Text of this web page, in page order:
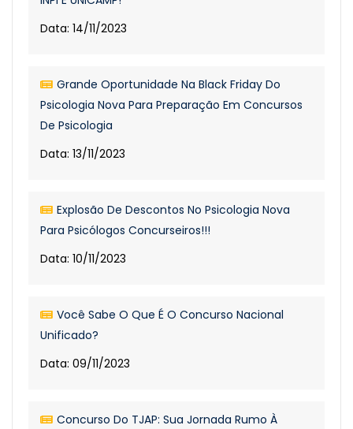
Data: 14/11/2023
Grande Oportunidade Na Black Friday Do
Psicologia Nova Para Preparação Em Concursos
De Psicologia
Data: 13/11/2023
Explosão De Descontos No Psicologia Nova
Para Psicólogos Concurseiros!!!
Data: 10/11/2023
Você Sabe O Que É O Concurso Nacional
Unificado?
Data: 09/11/2023
Concurso Do TJAP: Sua Jornada Rumo À